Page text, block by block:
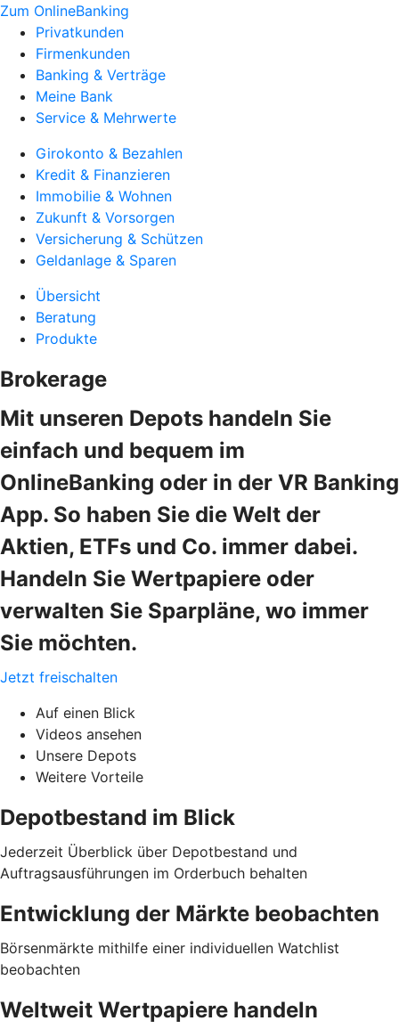
Zum OnlineBanking
Privatkunden
Firmenkunden
Banking & Verträge
Meine Bank
Service & Mehrwerte
Girokonto & Bezahlen
Kredit & Finanzieren
Immobilie & Wohnen
Zukunft & Vorsorgen
Versicherung & Schützen
Geldanlage & Sparen
Übersicht
Beratung
Produkte
Brokerage
Mit unseren Depots handeln Sie
einfach und bequem im
OnlineBanking oder in der VR Banking
App. So haben Sie die Welt der
Aktien, ETFs und Co. immer dabei.
Handeln Sie Wertpapiere oder
verwalten Sie Sparpläne, wo immer
Sie möchten.
Jetzt freischalten
Auf einen Blick
Videos ansehen
Unsere Depots
Weitere Vorteile
Depotbestand im Blick
Jederzeit Überblick über Depotbestand und
Auftragsausführungen im Orderbuch behalten
Entwicklung der Märkte beobachten
Börsenmärkte mithilfe einer individuellen Watchlist
beobachten
Weltweit Wertpapiere handeln